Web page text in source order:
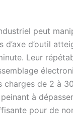
peut
d’outil
Leur
de 2 à
à
pour de